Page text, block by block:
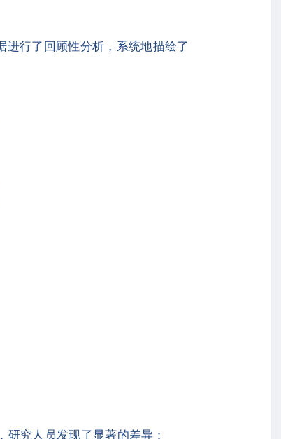
进行了回顾性分析，系统地描绘了
究人员发现了显著的差异：